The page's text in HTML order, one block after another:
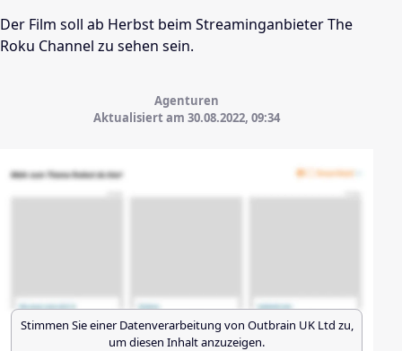
Der Film soll ab Herbst beim Streaminganbieter The
Roku Channel zu sehen sein.
Agenturen
Aktualisiert am 30.08.2022, 09:34
Stimmen Sie einer Datenverarbeitung von Outbrain UK Ltd zu,
um diesen Inhalt anzuzeigen.